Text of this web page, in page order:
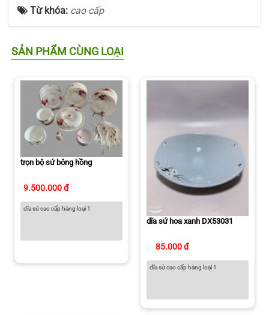
Từ khóa: cao cấp
SẢN PHẨM CÙNG LOẠI
trọn bộ sứ bông hồng
9.500.000 đ
dĩa sứ cao cấp hàng loại 1
dĩa sứ hoa xanh DX53031
85.000 đ
dĩa sứ cao cấp hàng loại 1